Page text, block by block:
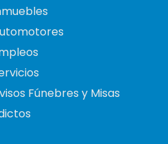
Fúnebres y Misas